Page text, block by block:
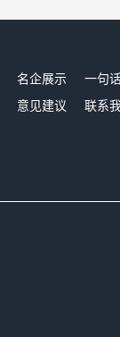
名企展示 一句
意见建议 联系我